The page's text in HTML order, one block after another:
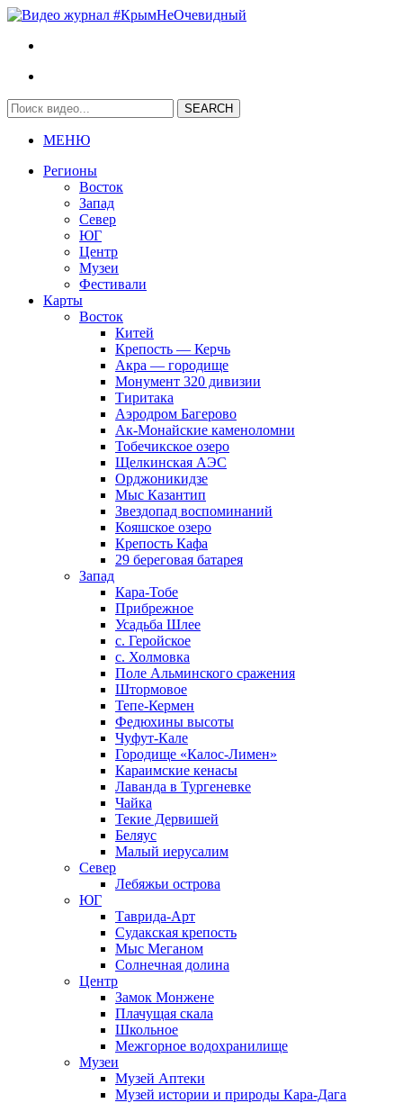
МЕНЮ
Регионы
Восток
Запад
Север
ЮГ
Центр
Музеи
Фестивали
Карты
Восток
Китей
Крепость — Керчь
Акра — городище
Монумент 320 дивизии
Тиритака
Аэродром Багерово
Ак-Монайские каменоломни
Тобечикское озеро
Щелкинская АЭС
Орджоникидзе
Мыс Казантип
Звездопад воспоминаний
Кояшское озеро
Крепость Кафа
29 береговая батарея
Запад
Кара-Тобе
Прибрежное
Усадьба Шлее
с. Геройское
с. Холмовка
Поле Альминского сражения
Штормовое
Тепе-Кермен
Федюхины высоты
Чуфут-Кале
Городище «Калос-Лимен»
Караимские кенасы
Лаванда в Тургеневке
Чайка
Текие Дервишей
Беляус
Малый иерусалим
Север
Лебяжьи острова
ЮГ
Таврида-Арт
Судакская крепость
Мыс Меганом
Солнечная долина
Центр
Замок Монжене
Плачущая скала
Школьное
Межгорное водохранилище
Музеи
Музей Аптеки
Музей истории и природы Кара-Дага